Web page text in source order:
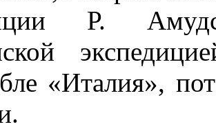
Р.
«Италия»,